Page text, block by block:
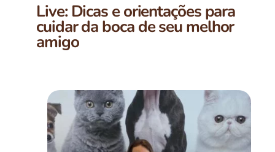
Live: Dicas e orientações para
cuidar da boca de seu melhor
amigo